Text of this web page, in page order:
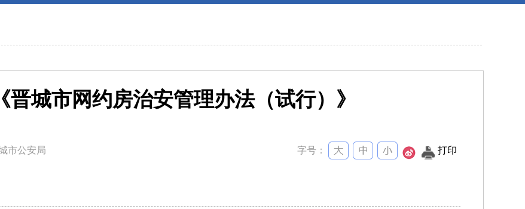
晋城市网约房治安管理办法（试行）》
市公安局 字号： 打印